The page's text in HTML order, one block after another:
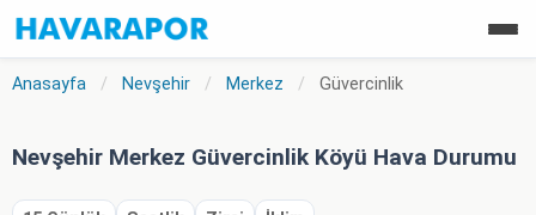
Anasayfa / Nevşehir / Merkez / Güvercinlik
Nevşehir Merkez Güvercinlik Köyü Hava Durumu